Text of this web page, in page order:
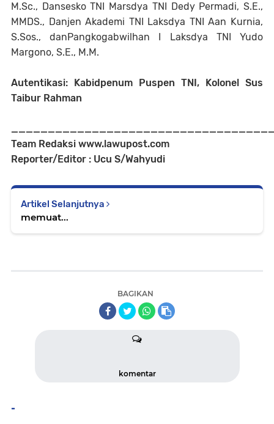
M.Sc., Dansesko TNI Marsdya TNI Dedy Permadi, S.E.,
MMDS., Danjen Akademi TNI Laksdya TNI Aan Kurnia,
S.Sos., danPangkogabwilhan I Laksdya TNI Yudo
Margono, S.E., M.M.
Autentikasi: Kabidpenum Puspen TNI, Kolonel Sus
Taibur Rahman
Team Redaksi www.lawupost.com
Reporter/Editor : Ucu S/Wahyudi
Artikel Selanjutnya
memuat...
BAGIKAN
komentar
-